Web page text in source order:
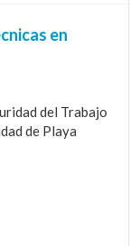
en
del Trabajo
de Playa